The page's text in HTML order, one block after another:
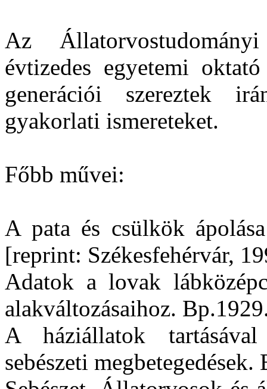
Az
évtizedes egyetemi
generációi szereztek
gyakorlati ismereteket.
Főbb művei:
A pata és csülkök
[reprint: Székesfehérvár,
Adatok a lovak
alakváltozásaihoz.
A háziállatok tartásával
sebészeti megbetegedések.